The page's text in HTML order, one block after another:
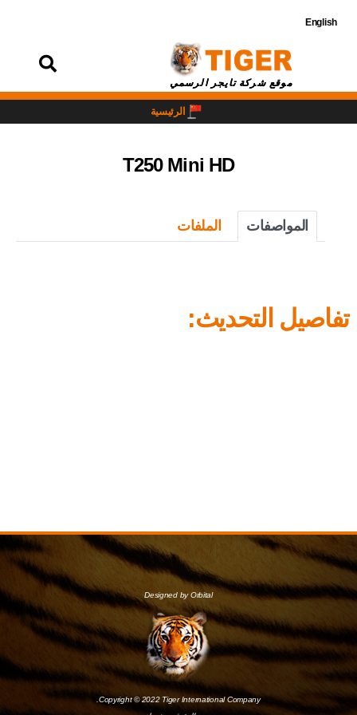
English
موقع شركة تايجر الرسمي
الرئيسية
T250 Mini HD
المواصفات الملفات
تفاصيل التحديث:
Designed by Orbital
Copyright © 2022 Tiger International Company.